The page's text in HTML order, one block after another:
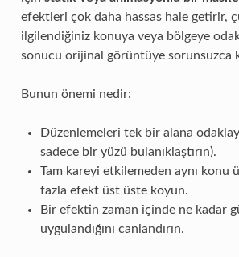
efektleri çok daha hassas hale getirir,
ilgilendiğiniz konuya veya bölgeye
sonucu orijinal görüntüye sorunsuzca
Bunun önemi nedir:
Düzenlemeleri tek bir alana
sadece bir yüzü bulanıklaştırın).
Tam kareyi etkilemeden aynı konu
fazla efekt üst üste koyun.
Bir efektin zaman içinde ne kadar
uygulandığını canlandırın.